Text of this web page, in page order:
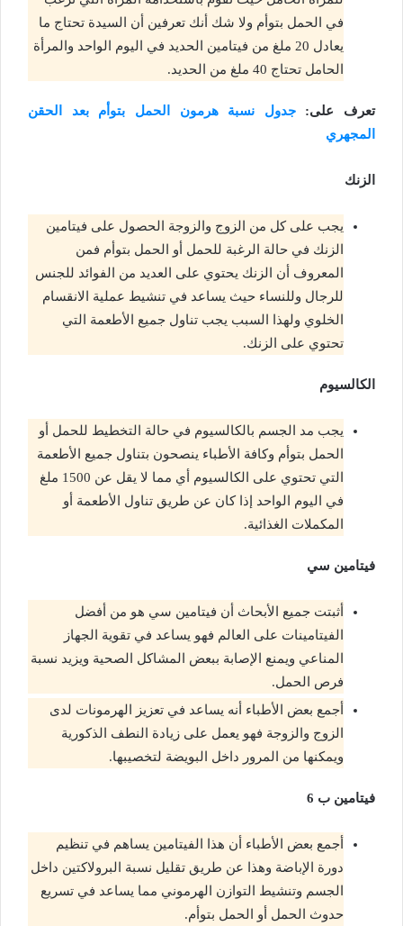
في الحمل بتوأم ولا شك أنك تعرفين أن السيدة تحتاج ما
يعادل 20 ملغ من فيتامين الحديد في اليوم الواحد والمرأة
الحامل تحتاج 40 ملغ من الحديد.
تعرف على:جدول نسبة هرمون الحمل بتوأم بعد الحقن
المجهري
الزنك
يجب على كل من الزوج والزوجة الحصول على فيتامين
الزنك في حالة الرغبة للحمل أو الحمل بتوأم فمن
المعروف أن الزنك يحتوي على العديد من الفوائد للجنس
للرجال وللنساء حيث يساعد في تنشيط عملية الانقسام
الخلوي ولهذا السبب يجب تناول جميع الأطعمة التي
تحتوي على الزنك.
الكالسيوم
يجب مد الجسم بالكالسيوم في حالة التخطيط للحمل أو
الحمل بتوأم وكافة الأطباء ينصحون بتناول جميع الأطعمة
التي تحتوي على الكالسيوم أي مما لا يقل عن 1500 ملغ
في اليوم الواحد إذا كان عن طريق تناول الأطعمة أو
المكملات الغذائية.
فيتامين سي
أثبتت جميع الأبحاث أن فيتامين سي هو من أفضل
الفيتامينات على العالم فهو يساعد في تقوية الجهاز
المناعي ويمنع الإصابة ببعض المشاكل الصحية ويزيد نسبة
فرص الحمل.
أجمع بعض الأطباء أنه يساعد في تعزيز الهرمونات لدى
الزوج والزوجة فهو يعمل على زيادة النطف الذكورية
ويمكنها من المرور داخل البويضة لتخصيبها.
فيتامين ب 6
أجمع بعض الأطباء أن هذا الفيتامين يساهم في تنظيم
دورة الإباضة وهذا عن طريق تقليل نسبة البرولاكتين داخل
الجسم وتنشيط التوازن الهرموني مما يساعد في تسريع
حدوث الحمل أو الحمل بتوأم.